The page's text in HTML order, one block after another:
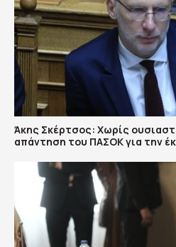
Άκης Σκέρτσος: Χωρίς
απάντηση του ΠΑΣΟΚ για την